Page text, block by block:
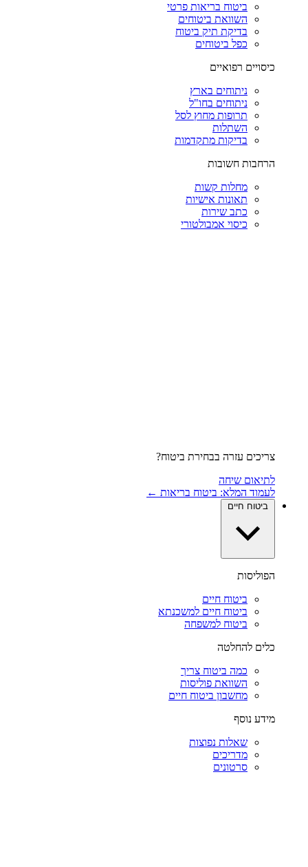
ביטוח בריאות פרטי
השוואת ביטוחים
בדיקת תיק ביטוח
כפל ביטוחים
כיסויים רפואיים
ניתוחים בארץ
ניתוחים בחו"ל
תרופות מחוץ לסל
השתלות
בדיקות מתקדמות
הרחבות חשובות
מחלות קשות
תאונות אישיות
כתב שירות
כיסוי אמבולטורי
צריכים עזרה בבחירת ביטוח?
לתיאום שיחה
לעמוד המלא: ביטוח בריאות ←
ביטוח חיים
הפוליסות
ביטוח חיים
ביטוח חיים למשכנתא
ביטוח למשפחה
כלים להחלטה
כמה ביטוח צריך
השוואת פוליסות
מחשבון ביטוח חיים
מידע נוסף
שאלות נפוצות
מדריכים
סרטונים